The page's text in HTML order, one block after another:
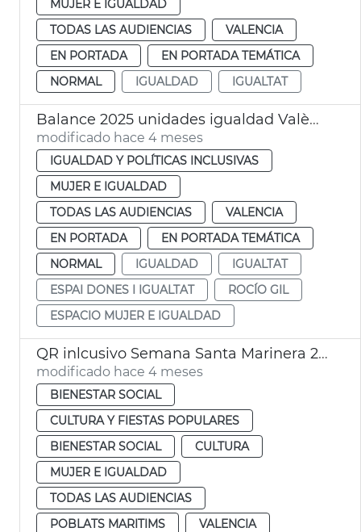
MUJER E IGUALDAD
TODAS LAS AUDIENCIAS
VALENCIA
EN PORTADA
EN PORTADA TEMÁTICA
NORMAL
IGUALDAD IGUALTAT
Balance 2025 unidades igualdad València
modificado hace 4 meses
IGUALDAD Y POLÍTICAS INCLUSIVAS
MUJER E IGUALDAD
TODAS LAS AUDIENCIAS
VALENCIA
EN PORTADA
EN PORTADA TEMÁTICA
NORMAL
IGUALDAD
IGUALTAT
ESPAI DONES I IGUALTAT
ROCÍO GIL
ESPACIO MUJER E IGUALDAD
QR inlcusivo Semana Santa Marinera 2026
modificado hace 4 meses
BIENESTAR SOCIAL
CULTURA Y FIESTAS POPULARES
BIENESTAR SOCIAL
CULTURA
MUJER E IGUALDAD
TODAS LAS AUDIENCIAS
POBLATS MARITIMS
VALENCIA